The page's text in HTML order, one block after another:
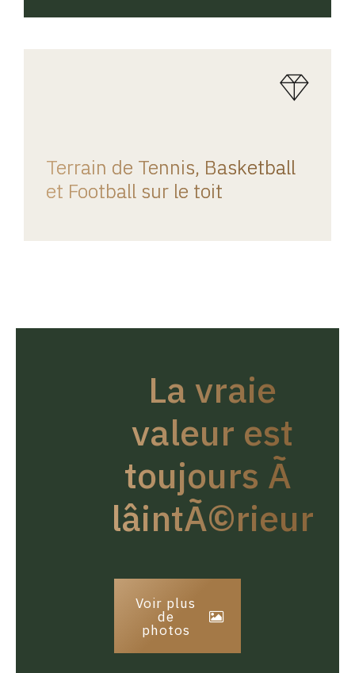
Terrain de Tennis, Basketball
et Football sur le toit
La vraie
valeur est
toujours Ã
lâintÃ©rieur
Voir plus
de
photos